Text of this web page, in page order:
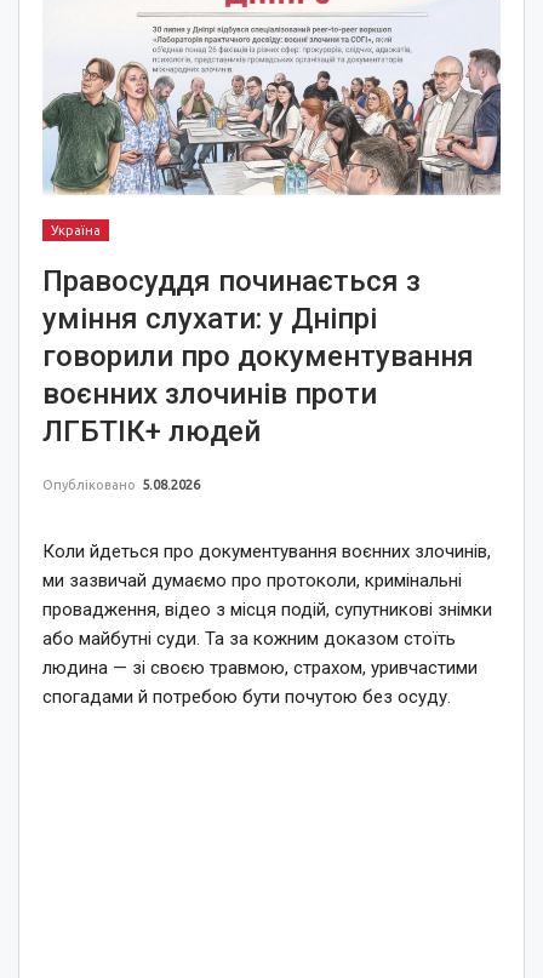
Україна
Правосуддя починається з
уміння слухати: у Дніпрі
говорили про документування
воєнних злочинів проти
ЛГБТІК+ людей
Опубліковано 5.08.2026
Коли йдеться про документування воєнних злочинів,
ми зазвичай думаємо про протоколи, кримінальні
провадження, відео з місця подій, супутникові знімки
або майбутні суди. Та за кожним доказом стоїть
людина — зі своєю травмою, страхом, уривчастими
спогадами й потребою бути почутою без осуду.